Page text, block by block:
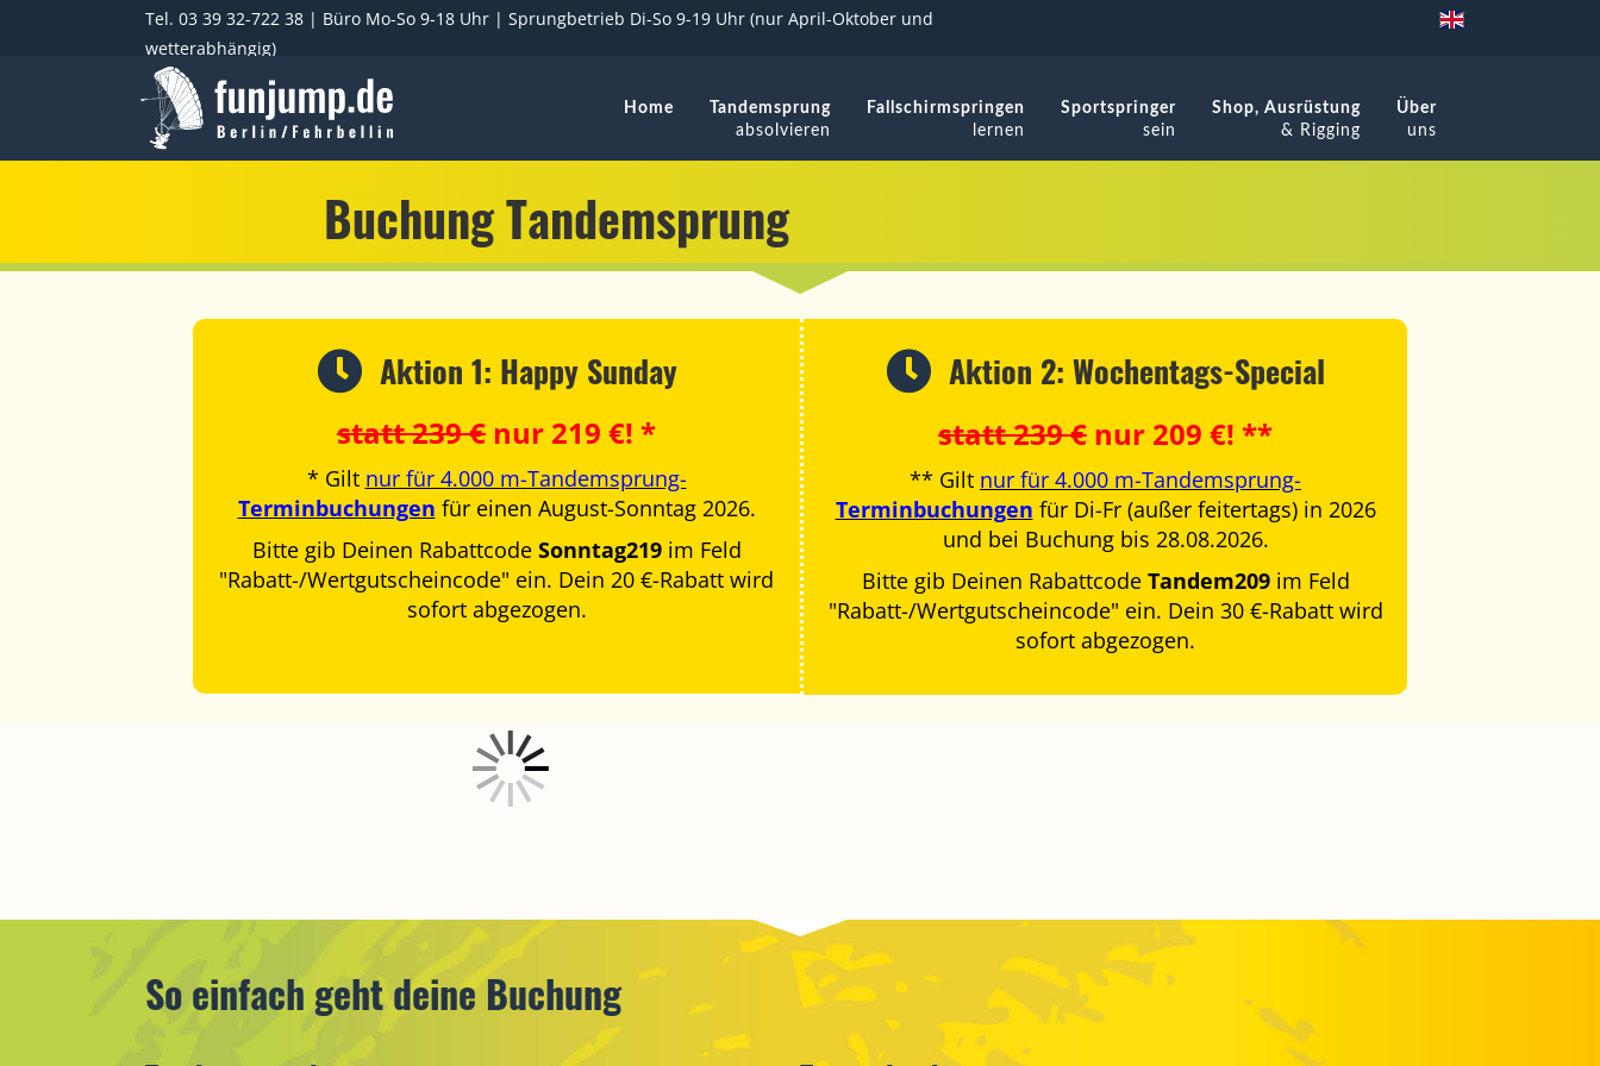
Tel. 03 39 32-722 38 | Büro Mo-So 9-18 Uhr | Sprungbetrieb Di-So 9-19 Uhr (nur April-Oktober und
wetterabhängig)
Home
Tandemsprung
absolvieren
Fallschirmspringen
lernen
Sportspringer
sein
Shop, Ausrüstung
& Rigging
Über
uns
Buchung Tandemsprung
Aktion 1: Happy Sunday
statt 239 € nur 219 €! *
* Gilt nur für 4.000 m-Tandemsprung-
Terminbuchungen für einen August-Sonntag 2026.
Bitte gib Deinen Rabattcode Sonntag219 im Feld
"Rabatt-/Wertgutscheincode" ein. Dein 20 €-Rabatt wird
sofort abgezogen.
Aktion 2: Wochentags-Special
statt 239 € nur 209 €! **
** Gilt nur für 4.000 m-Tandemsprung-
Terminbuchungen für Di-Fr (außer feitertags) in 2026
und bei Buchung bis 28.08.2026.
Bitte gib Deinen Rabattcode Tandem209 im Feld
"Rabatt-/Wertgutscheincode" ein. Dein 30 €-Rabatt wird
sofort abgezogen.
So einfach geht deine Buchung